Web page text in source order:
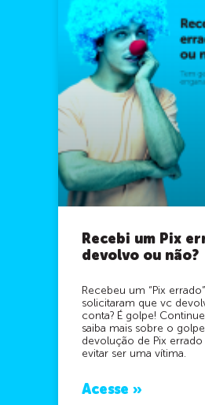
Recebi um Pix
devolvo ou não?
Recebeu um “Pix
solicitaram que vc
conta? É golpe!
saiba mais sobre o
devolução de Pix
evitar ser uma vítima.
Acesse »